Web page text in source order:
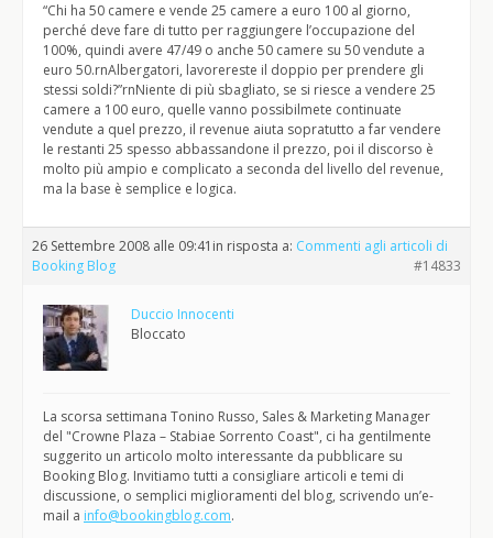
“Chi ha 50 camere e vende 25 camere a euro 100 al giorno,
perché deve fare di tutto per raggiungere l’occupazione del
100%, quindi avere 47/49 o anche 50 camere su 50 vendute a
euro 50.rnAlbergatori, lavorereste il doppio per prendere gli
stessi soldi?”rnNiente di più sbagliato, se si riesce a vendere 25
camere a 100 euro, quelle vanno possibilmete continuate
vendute a quel prezzo, il revenue aiuta sopratutto a far vendere
le restanti 25 spesso abbassandone il prezzo, poi il discorso è
molto più ampio e complicato a seconda del livello del revenue,
ma la base è semplice e logica.
26 Settembre 2008 alle 09:41 in risposta a: Commenti agli articoli di
Booking Blog
#14833
Duccio Innocenti
Bloccato
La scorsa settimana Tonino Russo, Sales & Marketing Manager
del "Crowne Plaza – Stabiae Sorrento Coast", ci ha gentilmente
suggerito un articolo molto interessante da pubblicare su
Booking Blog. Invitiamo tutti a consigliare articoli e temi di
discussione, o semplici miglioramenti del blog, scrivendo un’e-
mail a info@bookingblog.com.